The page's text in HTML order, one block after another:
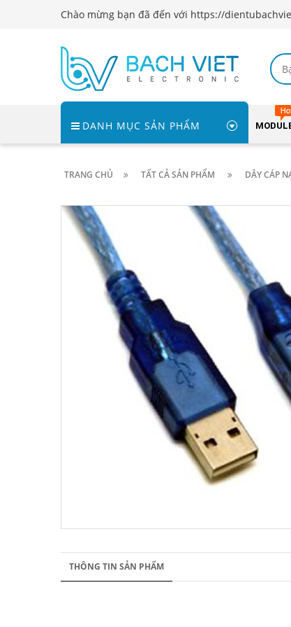
Chào mừng bạn đã đến với https://
DANH MỤC SẢN PHẨM
TRANG CHỦ TẤT CẢ SẢN PHẨM DÂY CÁP
THÔNG TIN SẢN PHẨM